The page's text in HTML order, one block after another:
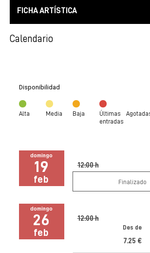
FICHA ARTÍSTICA
Calendario
Disponibilidad
Alta Media Baja
Últimas
entradas
domingo
19
feb
12:00 h
Finalizado
domingo
26
feb
12:00 h
Des de
7.25 €